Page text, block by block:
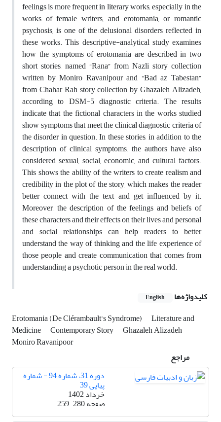
feelings is more frequent in literary works, especially in the
works of female writers, and erotomania, or romantic
psychosis, is one of the delusional disorders reflected in
these works. This descriptive-analytical study examines
how the symptoms of erotomania are described in two
short stories, named “Rana” from Nazli story collection
written by Moniro Ravanipour and “Bad az Tabestan”
from Chahar Rah story collection by Ghazaleh Alizadeh,
according to DSM-5 diagnostic criteria. The results
indicate that the fictional characters in the works studied
show symptoms that meet the clinical diagnostic criteria of
the disorder in question. In these stories, in addition to the
description of clinical symptoms, the authors have also
considered sexual, social, economic, and cultural factors.
This shows the ability of the writers to create realism and
credibility in the plot of the story, which makes the reader
better connect with the text and get influenced by it.
Moreover, the description of the feelings and beliefs of
these characters and their effects on their lives and personal
and social relationships can help readers to better
understand the way of thinking and the life experience of
those people and create communication that comes from
understanding a psychotic person in the real world.
کلیدواژه‌ها
English
Erotomania (De Clérambault’s Syndrome)
Literature and
Medicine
Contemporary Story
Ghazaleh Alizadeh
Moniro Ravanipoor
مراجع
دوره 31، شماره 94 - شماره
پیاپی 39
خرداد 1402
صفحه259-280